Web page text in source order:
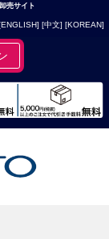
売サイト
[中文] [KOREAN]